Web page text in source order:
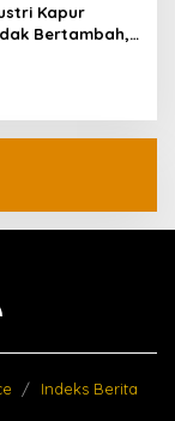
Kapur
Bertambah,
Indeks Berita